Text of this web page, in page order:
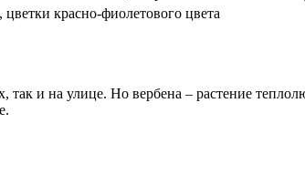
красно-фиолетового цвета
и на улице. Но вербена – растение